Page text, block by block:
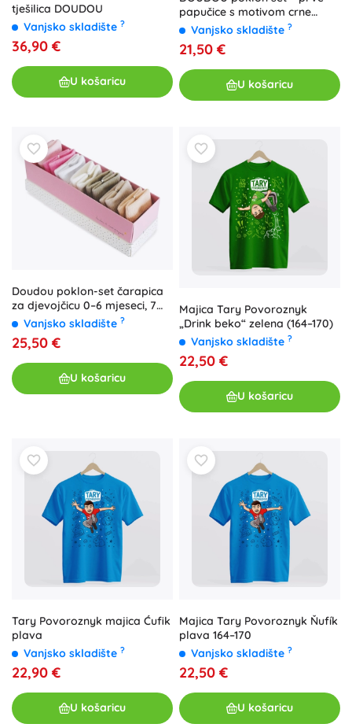
tješilica DOUDOU
Vanjsko skladište ?
36,90 €
U košaricu
papučice s motivom crne
mačke 0–6 mjeseci
Vanjsko skladište ?
21,50 €
U košaricu
Doudou poklon-set čarapica
za djevojčicu 0–6 mjeseci, 7
parova
Vanjsko skladište ?
25,50 €
U košaricu
Majica Tary Povoroznyk
„Drink beko“ zelena (164–170)
Vanjsko skladište ?
22,50 €
U košaricu
Tary Povoroznyk majica Ćufik
plava
Vanjsko skladište ?
22,90 €
U košaricu
Majica Tary Povoroznyk Ňufík
plava 164–170
Vanjsko skladište ?
22,50 €
U košaricu